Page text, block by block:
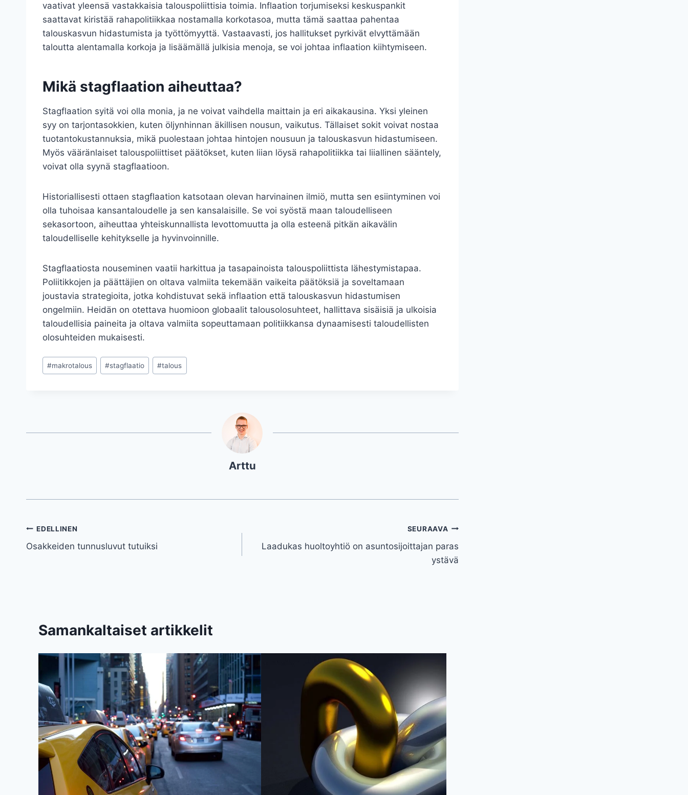
vaativat yleensä vastakkaisia talouspoliittisia toimia. Inflaation torjumiseksi keskuspankit
saattavat kiristää rahapolitiikkaa nostamalla korkotasoa, mutta tämä saattaa pahentaa
talouskasvun hidastumista ja työttömyyttä. Vastaavasti, jos hallitukset pyrkivät elvyttämään
taloutta alentamalla korkoja ja lisäämällä julkisia menoja, se voi johtaa inflaation kiihtymiseen.
Mikä stagflaation aiheuttaa?
Stagflaation syitä voi olla monia, ja ne voivat vaihdella maittain ja eri aikakausina. Yksi yleinen
syy on tarjontasokkien, kuten öljynhinnan äkillisen nousun, vaikutus. Tällaiset sokit voivat nostaa
tuotantokustannuksia, mikä puolestaan johtaa hintojen nousuun ja talouskasvun hidastumiseen.
Myös vääränlaiset talouspoliittiset päätökset, kuten liian löysä rahapolitiikka tai liiallinen sääntely,
voivat olla syynä stagflaatioon.
Historiallisesti ottaen stagflaation katsotaan olevan harvinainen ilmiö, mutta sen esiintyminen voi
olla tuhoisaa kansantaloudelle ja sen kansalaisille. Se voi syöstä maan taloudelliseen
sekasortoon, aiheuttaa yhteiskunnallista levottomuutta ja olla esteenä pitkän aikavälin
taloudelliselle kehitykselle ja hyvinvoinnille.
Stagflaatiosta nouseminen vaatii harkittua ja tasapainoista talouspoliittista lähestymistapaa.
Poliitikkojen ja päättäjien on oltava valmiita tekemään vaikeita päätöksiä ja soveltamaan
joustavia strategioita, jotka kohdistuvat sekä inflaation että talouskasvun hidastumisen
ongelmiin. Heidän on otettava huomioon globaalit talousolosuhteet, hallittava sisäisiä ja ulkoisia
taloudellisia paineita ja oltava valmiita sopeuttamaan politiikkansa dynaamisesti taloudellisten
olosuhteiden mukaisesti.
Avainsanat:
#makrotalous #stagflaatio #talous
Arttu
Artikkelien
selaus
EDELLINEN
Osakkeiden tunnusluvut tutuiksi
SEURAAVA
Laadukas huoltoyhtiö on asuntosijoittajan paras
ystävä
Samankaltaiset artikkelit